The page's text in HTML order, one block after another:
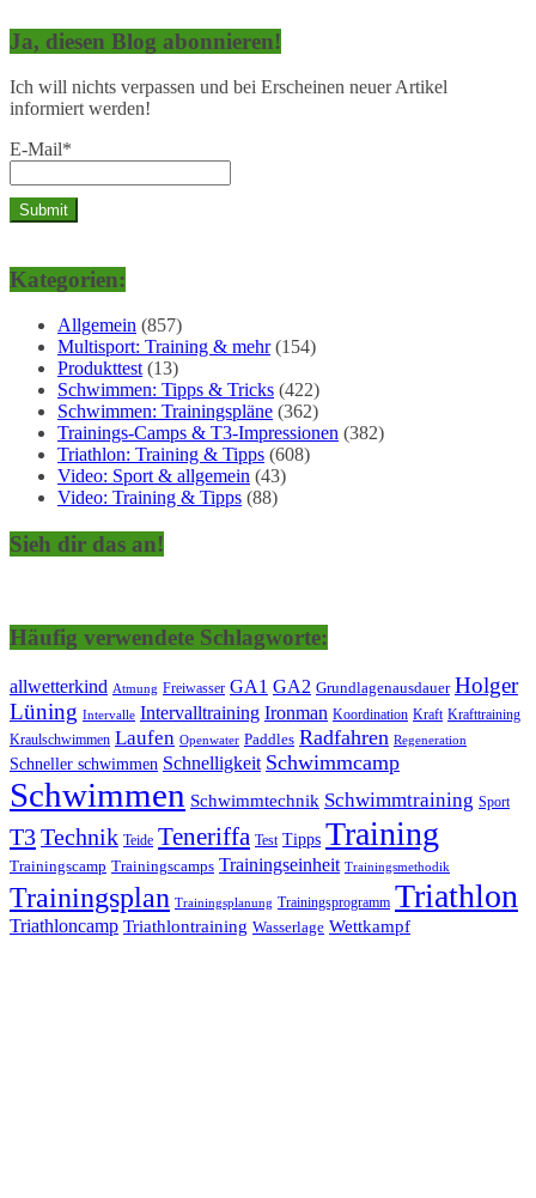
Ja, diesen Blog abonnieren!
Ich will nichts verpassen und bei Erscheinen neuer Artikel
informiert werden!
E-Mail*
Kategorien:
Allgemein (857)
Multisport: Training & mehr(154)
Produkttest(13)
Schwimmen: Tipps & Tricks (422)
Schwimmen: Trainingspläne (362)
Trainings-Camps & T3-Impressionen (382)
Triathlon: Training & Tipps (608)
Video: Sport & allgemein (43)
Video: Training & Tipps (88)
Sieh dir das an!
Häufig verwendete Schlagworte:
allwetterkind Atmung Freiwasser GA1 GA2 Grundlagenausdauer Holger
Lüning Intervalle Intervalltraining Ironman Koordination Kraft Krafttraining
Kraulschwimmen Laufen Openwater Paddles Radfahren Regeneration
Schneller schwimmen Schnelligkeit Schwimmcamp
Schwimmen Schwimmtechnik Schwimmtraining Sport
T3Technik Teide Teneriffa Test Tipps Training
Trainingscamp Trainingscamps Trainingseinheit Trainingsmethodik
Trainingsplan Trainingsplanung Trainingsprogramm Triathlon
Triathloncamp Triathlontraining Wasserlage Wettkampf